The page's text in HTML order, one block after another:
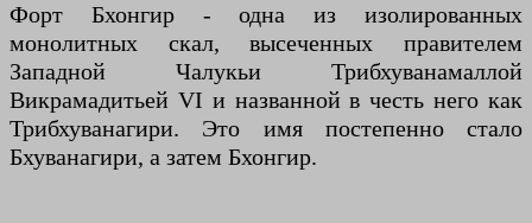
Форт Бхонгир - одна из изолированных
монолитных скал, высеченных правителем
Западной Чалукьи Трибхуванамаллой
Викрамадитьей VI и названной в честь него как
Трибхуванагири. Это имя постепенно стало
Бхуванагири, а затем Бхонгир.